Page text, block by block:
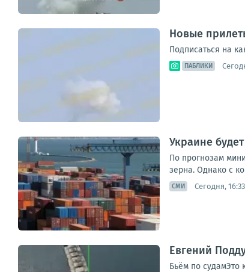
Новые
Подписаться на
ПАБЛИКИ
Украине
По прогнозам
зерна. Однако с
СМИ Сегодня, 16:33
Евгений
Бьём по судамЭто